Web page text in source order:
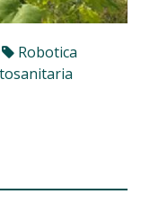
Robotica